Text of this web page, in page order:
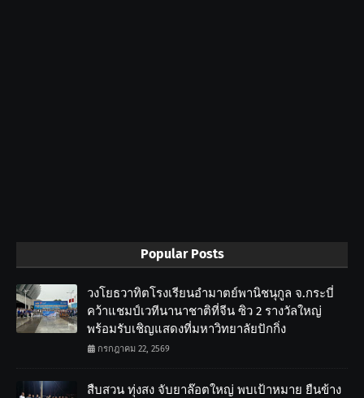
Popular Posts
วงโยธวาทิตโรงเรียนอำมาตย์พานิชนุกูล จ.กระบี่
คว้าแชมป์เวทีนานาชาติที่จีน ซิว 2 รางวัลใหญ่
พร้อมรับเชิญแสดงที่มหาวิทยาลัยปักกิ่ง
กรกฎาคม 22, 2569
สืบสวน ทุ่งสง จับยาล๊อตใหญ่ พบเป้าหมาย ยืนข้าง